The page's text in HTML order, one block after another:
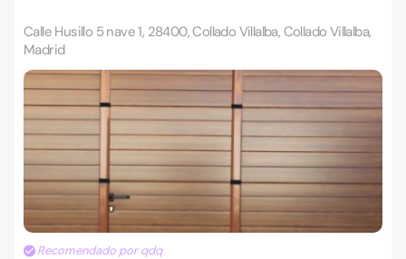
Calle Husillo 5 nave 1, 28400, Collado Villalba, Collado Villalba,
Madrid
Recomendado por qdq